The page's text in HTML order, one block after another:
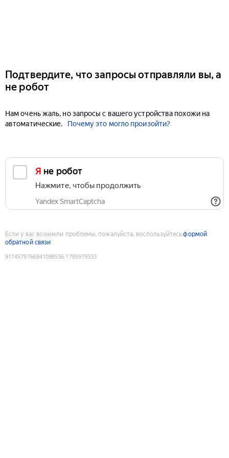
Подтвердите, что запросы отправляли вы, а
не робот
Нам очень жаль, но запросы с вашего устройства похожи на
автоматические.
Почему это могло произойти?
Я не робот
Нажмите, чтобы продолжить
Yandex SmartCaptcha
Если у вас возникли проблемы, пожалуйста, воспользуйтесьформой
обратной связи
9174579766941098536:1785979333